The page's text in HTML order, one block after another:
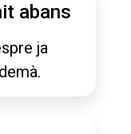
abans
ja